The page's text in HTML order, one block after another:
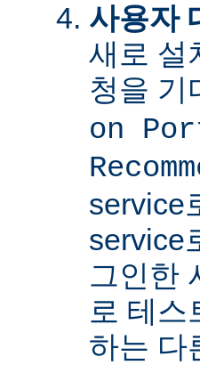
사용자
새로 설
청을 기
on
service
service
그인한
로 테
하는 다